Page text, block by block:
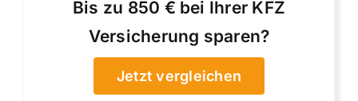
Bis zu 850 € bei Ihrer KFZ
Versicherung sparen?
Jetzt vergleichen